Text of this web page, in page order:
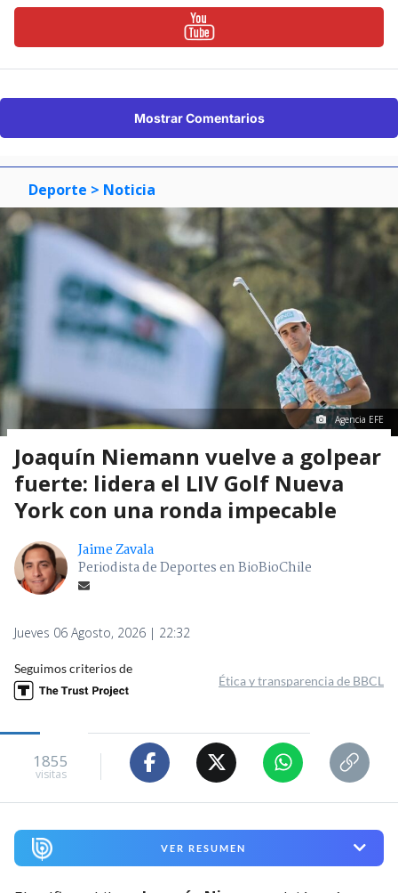
Mostrar Comentarios
Deporte > Noticia
Agencia EFE
Joaquín Niemann vuelve a golpear
fuerte: lidera el LIV Golf Nueva
York con una ronda impecable
Jaime Zavala
Periodista de Deportes en BioBioChile
Jueves 06 Agosto, 2026 | 22:32
Seguimos criterios de
Ética y transparencia de BBCL
1855
visitas
VER RESUMEN